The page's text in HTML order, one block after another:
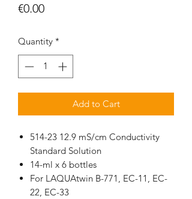
€0.00Price
Quantity *
Add to Cart
514-23 12.9 mS/cm Conductivity
Standard Solution
14-ml x 6 bottles
For LAQUAtwin B-771, EC-11, EC-
22, EC-33